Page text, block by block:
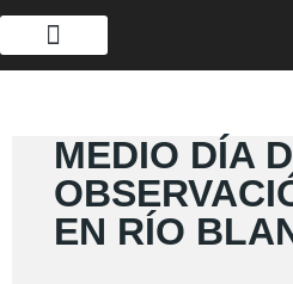
MEDIO DÍA
EN RÍO